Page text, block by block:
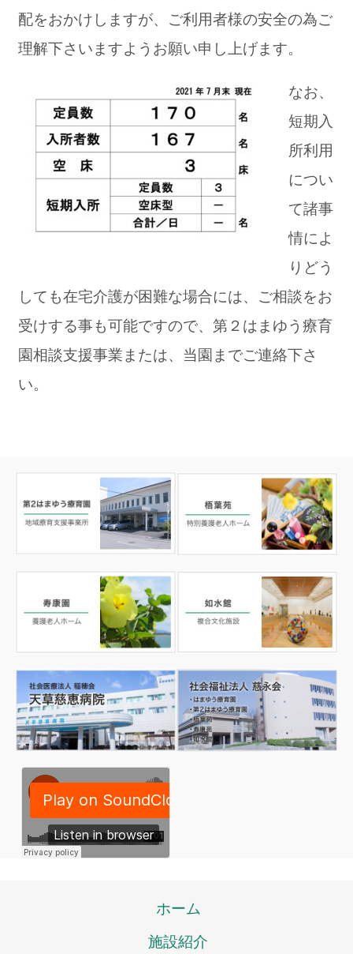
配をおかけしますが、ご利用者様の安全の為ご
理解下さいますようお願い申し上げます。
なお、
短期入
所利用
につい
て諸事
情によ
りどう
しても在宅介護が困難な場合には、ご相談をお
受けする事も可能ですので、第２はまゆう療育
園相談支援事業または、当園までご連絡下さ
い。
ホーム
施設紹介